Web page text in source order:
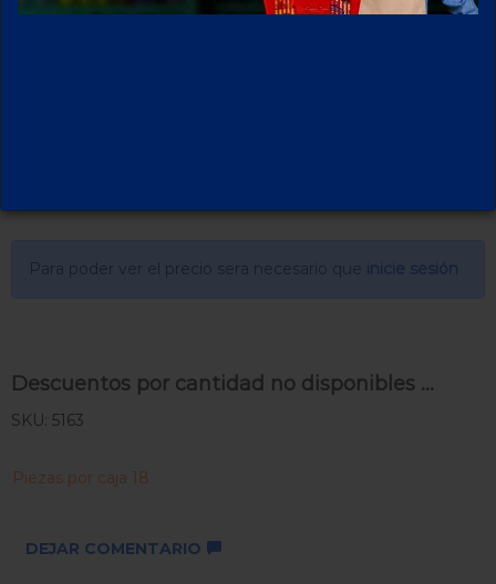
Para poder ver el precio sera necesario que
Descuentos por cantidad no disponibles ...
SKU: 5163
Piezas por caja 18
DEJAR COMENTARIO